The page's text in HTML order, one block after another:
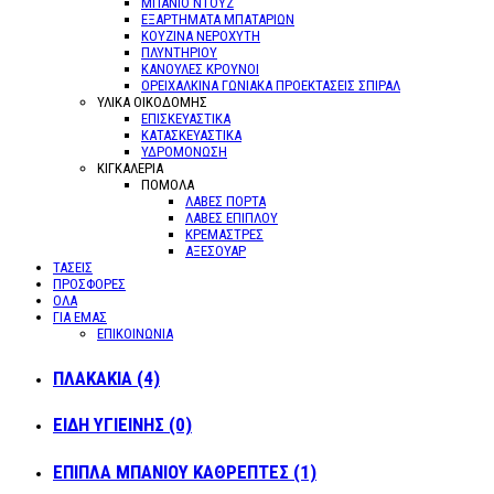
ΕΞΑΡΤΗΜΑΤΑ ΜΠΑΤΑΡΙΩΝ
ΚΟΥΖΙΝΑ ΝΕΡΟΧΥΤΗ
ΠΛΥΝΤΗΡΙΟΥ
ΚΑΝΟΥΛΕΣ ΚΡΟΥΝΟΙ
ΟΡΕΙΧΑΛΚΙΝΑ ΓΩΝΙΑΚΑ ΠΡΟΕΚΤΑΣΕΙΣ ΣΠΙΡΑΛ
ΥΛΙΚΑ ΟΙΚΟΔΟΜΗΣ
ΕΠΙΣΚΕΥΑΣΤΙΚΑ
ΚΑΤΑΣΚΕΥΑΣΤΙΚΑ
ΥΔΡΟΜΟΝΩΣΗ
ΚΙΓΚΑΛΕΡΙΑ
ΠΟΜΟΛΑ
ΛΑΒΕΣ ΠΟΡΤΑ
ΛΑΒΕΣ ΕΠΙΠΛΟΥ
ΚΡΕΜΑΣΤΡΕΣ
ΑΞΕΣΟΥΑΡ
ΤΑΣΕΙΣ
ΠΡΟΣΦΟΡΕΣ
ΟΛΑ
ΓΙΑ ΕΜΑΣ
ΕΠΙΚΟΙΝΩΝΙΑ
ΠΛΑΚΑΚΙΑ (4)
ΕΙΔΗ ΥΓΙΕΙΝΗΣ (0)
ΕΠΙΠΛΑ ΜΠΑΝΙΟΥ ΚΑΘΡΕΠΤΕΣ (1)